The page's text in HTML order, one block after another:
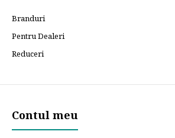
Branduri
Pentru Dealeri
Reduceri
Contul meu